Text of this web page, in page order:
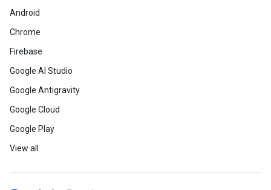
Android
Chrome
Firebase
Google AI Studio
Google Antigravity
Google Cloud
Google Play
View all